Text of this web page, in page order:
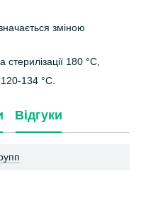
зміною
180 °C,
134 °C.
Відгуки